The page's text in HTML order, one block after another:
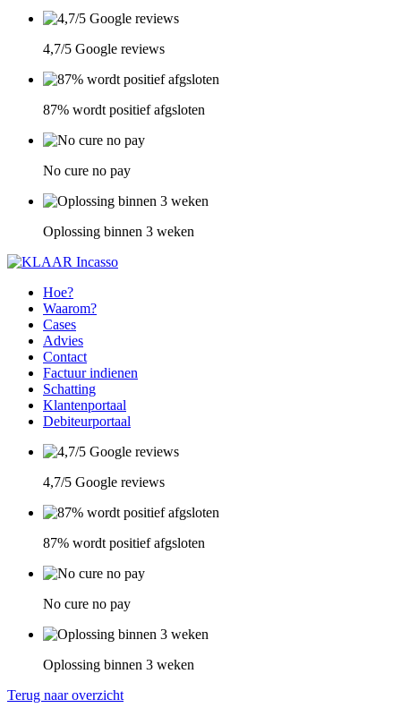
4,7/5 Google reviews
87% wordt positief afgsloten
No cure no pay
Oplossing binnen 3 weken
Hoe?
Waarom?
Cases
Advies
Contact
Factuur indienen
Schatting
Klantenportaal
Debiteurportaal
4,7/5 Google reviews
87% wordt positief afgsloten
No cure no pay
Oplossing binnen 3 weken
Terug naar overzicht